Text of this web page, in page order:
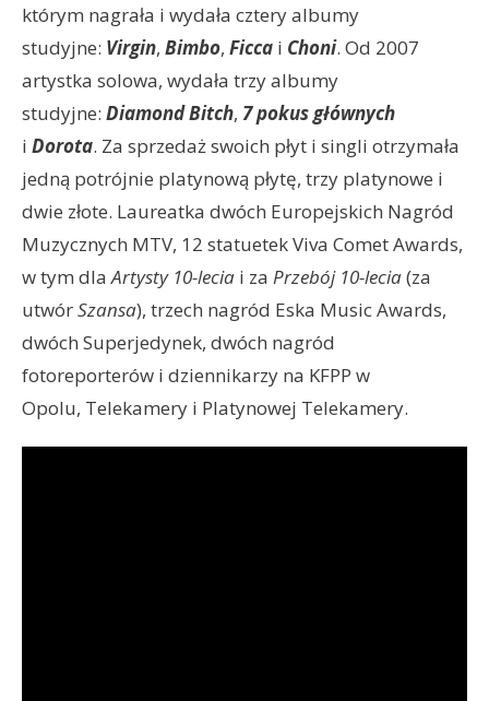
którym nagrała i wydała cztery albumy
studyjne: Virgin, Bimbo, Ficca i Choni. Od 2007
artystka solowa, wydała trzy albumy
studyjne: DiamondBitch, 7 pokus głównych
i Dorota. Za sprzedaż swoich płyt i singli otrzymała
jedną potrójnie platynową płytę, trzy platynowe i
dwie złote. Laureatka dwóch Europejskich Nagród
Muzycznych MTV, 12 statuetek Viva Comet Awards,
w tym dlaArtysty 10-lecia i za Przebój 10-lecia(za
utwórSzansa), trzech nagród Eska Music Awards,
dwóch Superjedynek, dwóch nagród
fotoreporterów i dziennikarzy na KFPP w
Opolu, Telekamery i Platynowej Telekamery.